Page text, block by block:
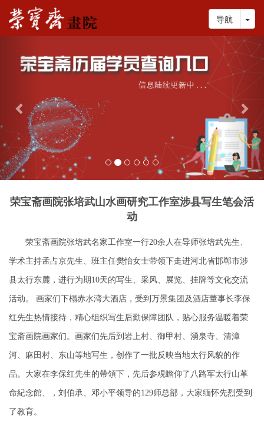
导航
荣宝斋画院张培武山水画研究工作室涉县写生笔会活
动
荣宝斋画院张培武名家工作室一行20余人在导师张培武先生、
学术主持孟占京先生、班主任樊怡女士带领下走进河北省邯郸市涉
县太行东麓，进行为期10天的写生、采风、展览、挂牌等文化交流
活动。 画家们下榻赤水湾大酒店，受到万景集团及酒店董事长李保
红先生热情接待，精心组织写生后勤保障团队，贴心服务温暖着荣
宝斋画院画家们。画家们先后到岩上村、御甲村、湧泉寺、清漳
河、麻田村、东山等地写生，创作了一批反映当地太行风貌的作
品。大家在李保红先生的帶領下，先后参覌瞻仰了八路军太行山革
命紀念館、，刘伯承、邓小平领导的129师总部，大家缅怀先烈受到
了教育。